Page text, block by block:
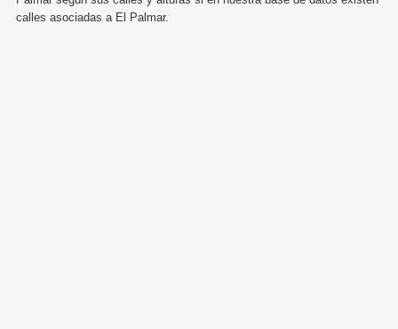
calles asociadas a El Palmar.